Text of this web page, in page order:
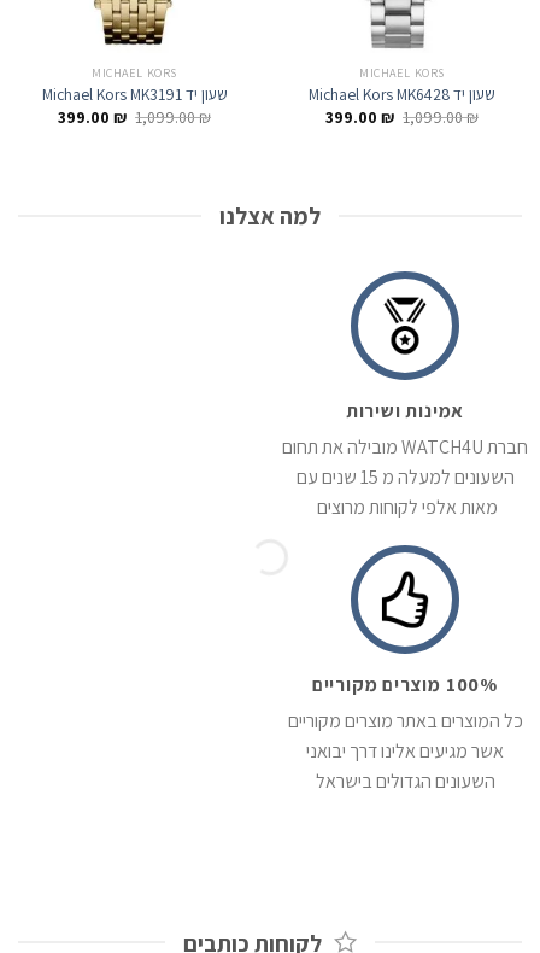
MICHAEL KORS
שעון יד Michael Kors MK6428
1,099.00₪ המחיר399.00 ₪ המחיר
MICHAEL KORS
שעון יד Michael Kors MK3191
1,099.00₪ המחיר399.00 ₪ המחיר
למה אצלנו
אמינות ושירות
חברת WATCH4U מובילה את תחום
השעונים למעלה מ 15 שנים עם
מאות אלפי לקוחות מרוצים
100% מוצרים מקוריים
כל המוצרים באתר מוצרים מקוריים
אשר מגיעים אלינו דרך יבואני
השעונים הגדולים בישראל
לקוחות כותבים